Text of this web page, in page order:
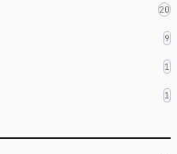
20
9
1
1